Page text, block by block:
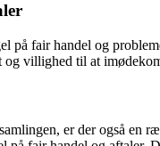
på fair handel og
villighed til at
er der også